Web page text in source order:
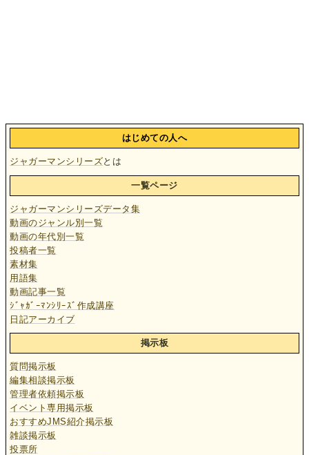
はじめての人へ
ジャガーマンシリーズとは
一覧ページ
ジャガーマンシリーズデータ集
動画のジャンル別一覧
動画の年代別一覧
投稿者一覧
素材集
用語集
動画記事一覧
ｼﾞｬｶﾞｰﾏﾝｼﾘｰｽﾞ作成講座
日記アーカイブ
掲示板
質問掲示板
編集相談掲示板
管理者依頼掲示板
イベント専用掲示板
おすすめJMS紹介掲示板
雑談掲示板
投票所